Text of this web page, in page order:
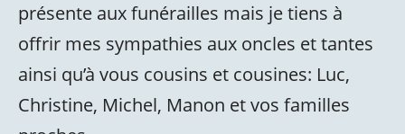
présente aux funérailles mais je tiens à
offrir mes sympathies aux oncles et tantes
ainsi qu’à vous cousins et cousines: Luc,
Christine, Michel, Manon et vos familles